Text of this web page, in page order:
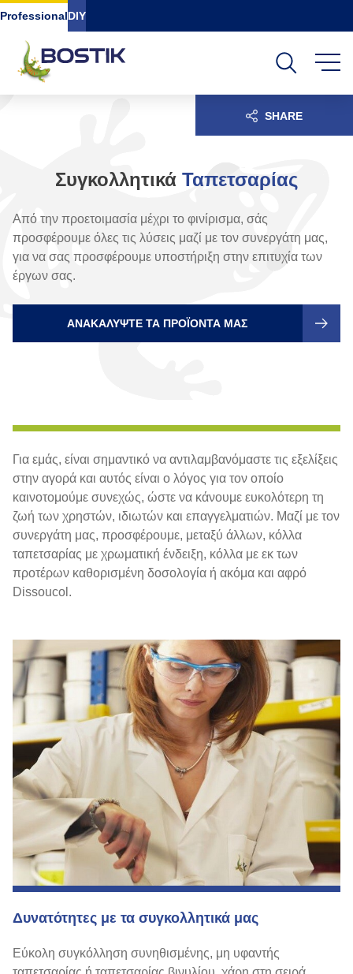
Go to content
ProfessionalDIY
Συγκολλητικά Ταπετσαρίας
Από την προετοιμασία μέχρι το φινίρισμα, σάς
προσφέρουμε όλες τις λύσεις μαζί με τον συνεργάτη μας,
για να σας προσφέρουμε υποστήριξη στην επιτυχία των
έργων σας.
ΑΝΑΚΑΛΎΨΤΕ ΤΑ ΠΡΟΪΌΝΤΑ ΜΑΣ
SHARE
Για εμάς, είναι σημαντικό να αντιλαμβανόμαστε τις εξελίξεις
στην αγορά και αυτός είναι ο λόγος για τον οποίο
καινοτομούμε συνεχώς, ώστε να κάνουμε ευκολότερη τη
ζωή των χρηστών, ιδιωτών και επαγγελματιών. Μαζί με τον
συνεργάτη μας, προσφέρουμε, μεταξύ άλλων, κόλλα
ταπετσαρίας με χρωματική ένδειξη, κόλλα με εκ των
προτέρων καθορισμένη δοσολογία ή ακόμα και αφρό
Dissoucol.
Δυνατότητες με τα συγκολλητικά μας
Εύκολη συγκόλληση συνηθισμένης, μη υφαντής